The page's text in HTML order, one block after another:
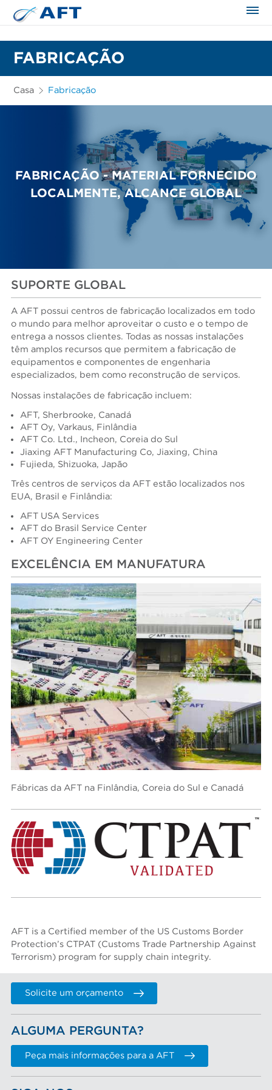
FABRICAÇÃO
Casa Fabricação
FABRICAÇÃO - MATERIAL FORNECIDO
LOCALMENTE, ALCANCE GLOBAL
SUPORTE GLOBAL
A AFT possui centros de fabricação localizados em todo
o mundo para melhor aproveitar o custo e o tempo de
entrega a nossos clientes. Todas as nossas instalações
têm amplos recursos que permitem a fabricação de
equipamentos e componentes de engenharia
especializados, bem como reconstrução de serviços.
Nossas instalações de fabricação incluem:
AFT, Sherbrooke, Canadá
AFT Oy, Varkaus, Finlândia
AFT Co. Ltd., Incheon, Coreia do Sul
Jiaxing AFT Manufacturing Co, Jiaxing, China
Fujieda, Shizuoka, Japão
Três centros de serviços da AFT estão localizados nos
EUA, Brasil e Finlândia:
AFT USA Services
AFT do Brasil Service Center
AFT OY Engineering Center
EXCELÊNCIA EM MANUFATURA
Fábricas da AFT na Finlândia, Coreia do Sul e Canadá
AFT is a Certified member of the US Customs Border
Protection’s CTPAT (Customs Trade Partnership Against
Terrorism) program for supply chain integrity.
Solicite um orçamento
ALGUMA PERGUNTA?
Peça mais informações para a AFT